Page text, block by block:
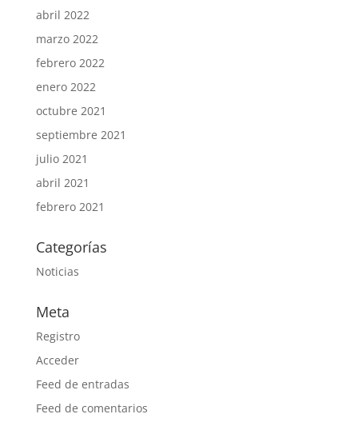
abril 2022
marzo 2022
febrero 2022
enero 2022
octubre 2021
septiembre 2021
julio 2021
abril 2021
febrero 2021
Categorías
Noticias
Meta
Registro
Acceder
Feed de entradas
Feed de comentarios